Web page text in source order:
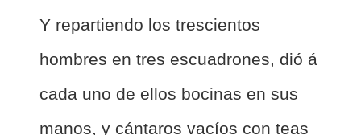
Y repartiendo los trescientos
hombres en tres escuadrones, dió á
cada uno de ellos bocinas en sus
manos, y cántaros vacíos con teas